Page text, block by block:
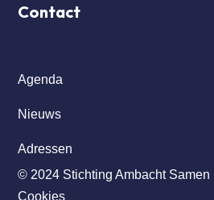
Contact
Agenda
Nieuws
Adressen
© 2024 Stichting Ambacht Samen |
Cookies